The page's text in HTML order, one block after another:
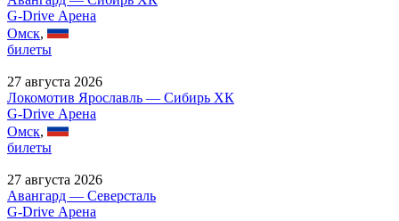
G-Drive Арена
Омск,
билеты
27 августа 2026
Локомотив Ярославль — Сибирь ХК
G-Drive Арена
Омск,
билеты
27 августа 2026
Авангард — Северсталь
G-Drive Арена